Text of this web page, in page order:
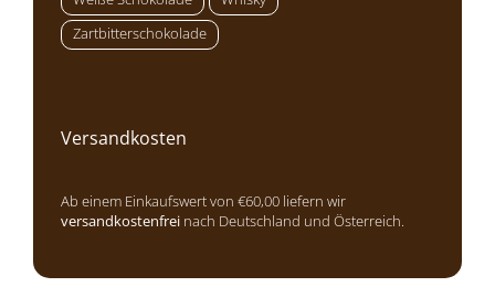
Zartbitterschokolade
Versandkosten
Ab einem Einkaufswert von €60,00 liefern wir
versandkostenfrei nach Deutschland und Österreich.